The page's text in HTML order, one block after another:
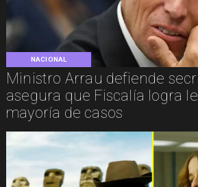
NACIONAL
Ministro Arrau defiende
asegura que Fiscalía logra
mayoría de casos